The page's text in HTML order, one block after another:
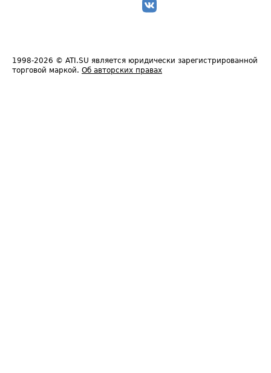
1998-2026 © ATI.SU является юридически зарегистрированной
торговой маркой. Об авторских правах